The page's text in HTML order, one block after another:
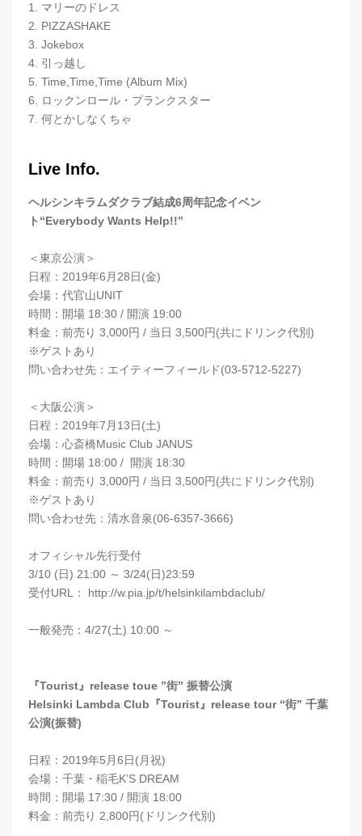
1. マリーのドレス
2. PIZZASHAKE
3. Jokebox
4. 引っ越し
5. Time,Time,Time (Album Mix)
6. ロックンロール・プランクスター
7. 何とかしなくちゃ
Live Info.
ヘルシンキラムダクラブ結成6周年記念イベン
ト“Everybody Wants Help!!”
＜東京公演＞
日程：2019年6月28日(金)
会場：代官山UNIT
時間：開場 18:30 / 開演 19:00
料金：前売り 3,000円 / 当日 3,500円(共にドリンク代別)
※ゲストあり
問い合わせ先：エイティーフィールド(03-5712-5227)
＜大阪公演＞
日程：2019年7月13日(土)
会場：心斎橋Music Club JANUS
時間：開場 18:00 / 開演 18:30
料金：前売り 3,000円 / 当日 3,500円(共にドリンク代別)
※ゲストあり
問い合わせ先：清水音泉(06-6357-3666)
オフィシャル先行受付
3/10 (日) 21:00 ～ 3/24(日)23:59
受付URL： http://w.pia.jp/t/helsinkilambdaclub/
一般発売：4/27(土) 10:00 ～
『Tourist』release toue ”街” 振替公演
Helsinki Lambda Club『Tourist』release tour “街” 千葉
公演(振替)
日程：2019年5月6日(月祝)
会場：千葉・稲毛K’S DREAM
時間：開場 17:30 / 開演 18:00
料金：前売り 2,800円(ドリンク代別)